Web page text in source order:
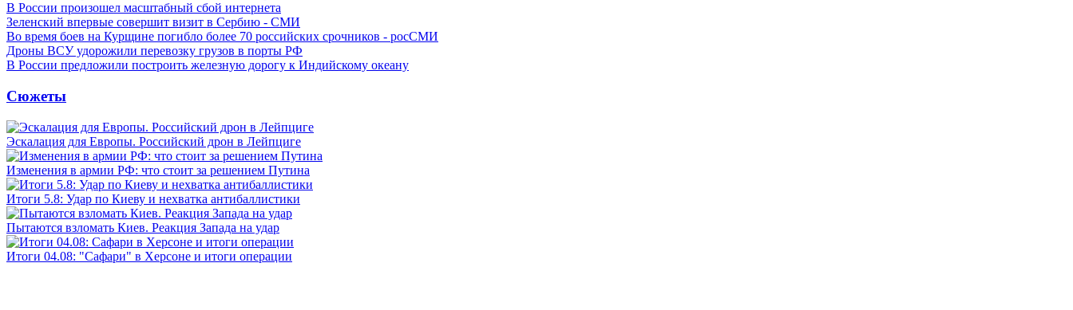
В России произошел масштабный сбой интернета
Зеленский впервые совершит визит в Сербию - СМИ
Во время боев на Курщине погибло более 70 российских срочников - росСМИ
Дроны ВСУ удорожили перевозку грузов в порты РФ
В России предложили построить железную дорогу к Индийскому океану
Сюжеты
Эскалация для Европы. Российский дрон в Лейпциге
Изменения в армии РФ: что стоит за решением Путина
Итоги 5.8: Удар по Киеву и нехватка антибаллистики
Пытаются взломать Киев. Реакция Запада на удар
Итоги 04.08: "Сафари" в Херсоне и итоги операции